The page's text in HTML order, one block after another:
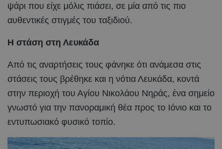
ψάρι που είχε μόλις πιάσει, σε μία από τις πιο
αυθεντικές στιγμές του ταξιδιού.
Η στάση στη Λευκάδα
Από τις αναρτήσεις τους φάνηκε ότι ανάμεσα στις
στάσεις τους βρέθηκε και η νότια Λευκάδα, κοντά
στην περιοχή του Αγίου Νικολάου Νηράς, ένα σημείο
γνωστό για την πανοραμική θέα προς το Ιόνιο και το
εντυπωσιακό φυσικό τοπίο.